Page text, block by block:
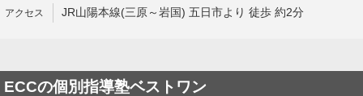
JR山陽本線(三原～岩国) 五日市より 徒歩 約2分
ECCの個別指導塾ベストワン